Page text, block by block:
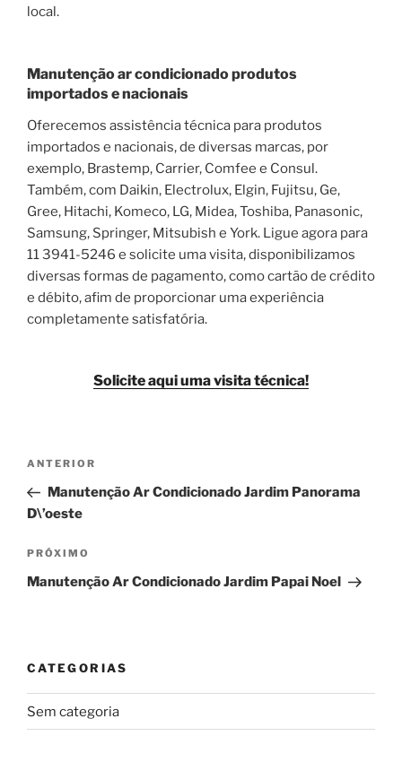
local.
Manutenção ar condicionado produtos
importados e nacionais
Oferecemos assistência técnica para produtos
importados e nacionais, de diversas marcas, por
exemplo, Brastemp, Carrier, Comfee e Consul.
Também, com Daikin, Electrolux, Elgin, Fujitsu, Ge,
Gree, Hitachi, Komeco, LG, Midea, Toshiba, Panasonic,
Samsung, Springer, Mitsubish e York. Ligue agora para
11 3941-5246 e solicite uma visita, disponibilizamos
diversas formas de pagamento, como cartão de crédito
e débito, afim de proporcionar uma experiência
completamente satisfatória.
Solicite aqui uma visita técnica!
Navegação
Post
Post
anterior
ANTERIOR
Manutenção Ar Condicionado Jardim Panorama
D\’oeste
Próximo
post
PRÓXIMO
Manutenção Ar Condicionado Jardim Papai Noel
CATEGORIAS
Sem categoria